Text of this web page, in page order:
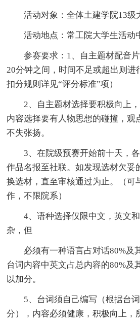
活动对象：全体土建学院13级
活动地点：常工院大学生活动
参赛要求：1、自主题材配音片
20分钟之间，时间不足或超出则进
扣分规则详见“评分标准”项）
2、自主题材选择要积极向上，
内容选择要有人物思想的碰撞，观
不失张扬。
3、在院级预赛开始前十天，各
作品名报至社联。如发现选材欠妥
换选材，直至审核通过为止。（可
作，不限院系）
4、语种选择仅限中文，英文和
杂，但
必须有一种语言占对话80%及
台词内容中英文占总内容的80%及
以加分。
5、台词须自己编写（根据台词
分），内容必须健康，积极向上，